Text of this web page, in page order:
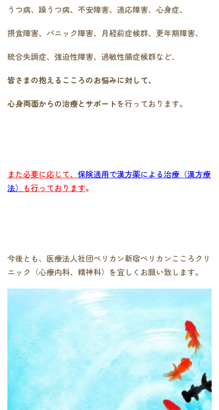
うつ病、躁うつ病、不安障害、適応障害、心身症、
摂食障害、パニック障害、月経前症候群、更年期障害、
統合失調症、強迫性障害、過敏性腸症候群など、
皆さまの抱えるこころのお悩みに対して、
心身両面からの治療とサポートを行っております。
また必要に応じて、 保険適用で漢方薬による治療（漢方療
法） も行っております。
今後とも、医療法人社団ペリカン新宿ペリカンこころクリ
ニック（心療内科、精神科）を宜しくお願い致します。